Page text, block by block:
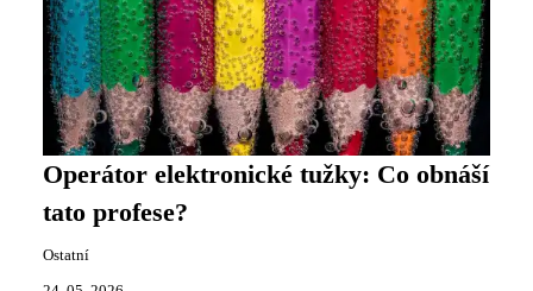
Operátor elektronické tužky: Co obnáší
tato profese?
Ostatní